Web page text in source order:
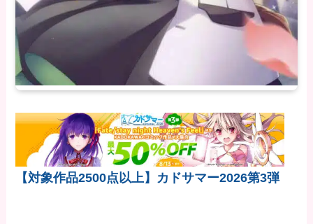
【対象作品2500点以上】カドサマー2026第3弾